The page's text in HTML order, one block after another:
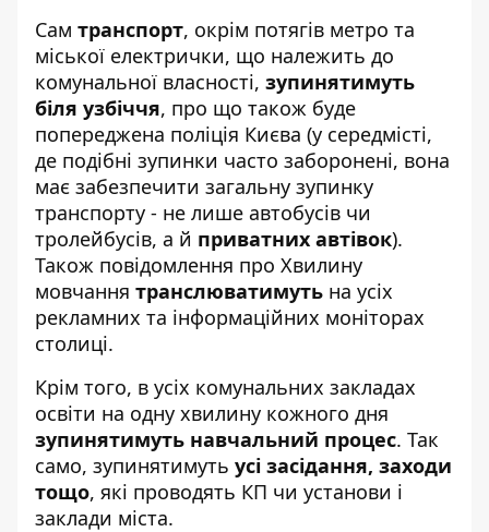
Сам транспорт, окрім потягів метро та
міської електрички, що належить до
комунальної власності, зупинятимуть
біля узбіччя, про що також буде
попереджена поліція Києва (у середмісті,
де подібні зупинки часто заборонені, вона
має забезпечити загальну зупинку
транспорту - не лише автобусів чи
тролейбусів, а й приватних автівок).
Також повідомлення про Хвилину
мовчання транслюватимуть на усіх
рекламних та інформаційних моніторах
столиці.
Крім того, в усіх комунальних закладах
освіти на одну хвилину кожного дня
зупинятимуть навчальний процес. Так
само, зупинятимуть усі засідання, заходи
тощо, які проводять КП чи установи і
заклади міста.